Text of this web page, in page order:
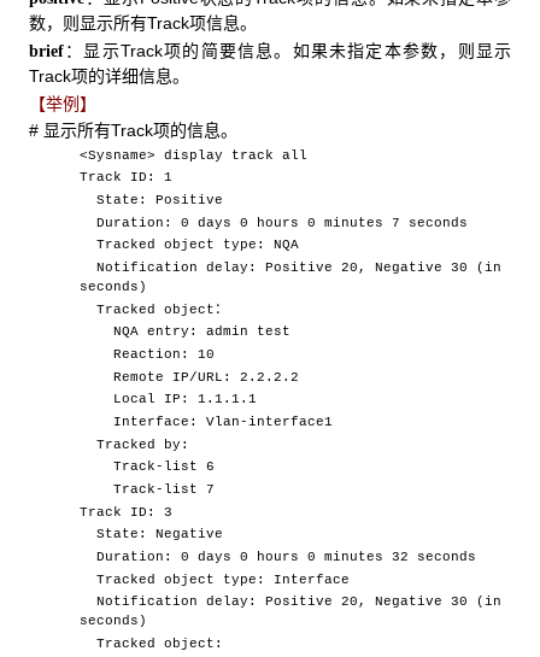
数，则显示所有Track项信息。
brief ：显示Track项的简要信息。如果未指定本参数，则显示
Track项的详细信息。
【举例】
# 显示所有Track项的信息。
<Sysname> display track all
Track ID: 1
State: Positive
Duration: 0 days 0 hours 0 minutes 7 seconds
Tracked object type: NQA
Notification delay: Positive 20, Negative 30 (in
seconds)
Tracked object：
NQA entry: admin test
Reaction: 10
Remote IP/URL: 2.2.2.2
Local IP: 1.1.1.1
Interface: Vlan-interface1
Tracked by:
Track-list 6
Track-list 7
Track ID: 3
State: Negative
Duration: 0 days 0 hours 0 minutes 32 seconds
Tracked object type: Interface
Notification delay: Positive 20, Negative 30 (in
seconds)
Tracked object: